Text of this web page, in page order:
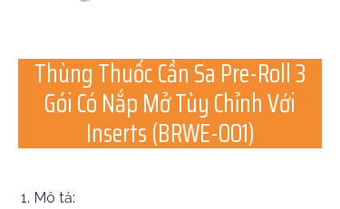
Thùng Thuốc Cần Sa Pre-Roll 3
Gói Có Nắp Mở Tùy ChỉnhVới
Inserts(BRWE-001)
1. Mô tả: